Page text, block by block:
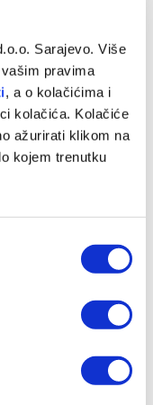
Sarajevo. Više
pravima
, a o kolačićima i
kolačića. Kolačiće
ažurirati klikom na
kojem trenutku
Lige prvaka